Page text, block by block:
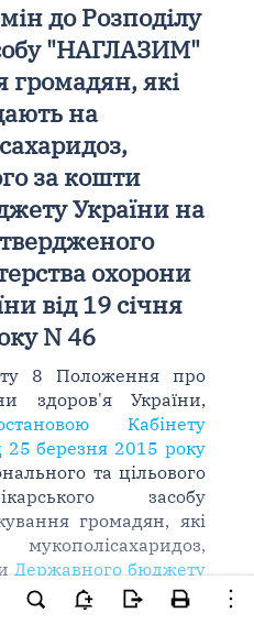
до Розподілу
"НАГЛАЗИМ"
громадян, які
на
за кошти
України на
охорони
від 19 січня
N 46
8 Положення про
здоров'я України,
Кабінету
25 березня 2015 року
та цільового
засобу
громадян, які
Державного бюджету
за бюджетною